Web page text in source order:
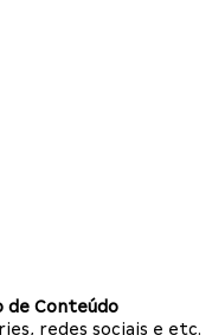
de Conteúdo
redes sociais e etc.